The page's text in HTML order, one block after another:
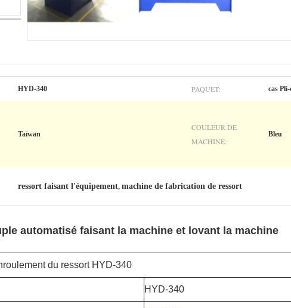
HYD-340 PAQUET: cas
Taïwan
COULEUR DE
MACHINE:
Bleu
ressort faisant l'équipement, machine de fabrication de ressort
automatisé faisant la machine et lovant la machine
du ressort HYD-340
HYD-340